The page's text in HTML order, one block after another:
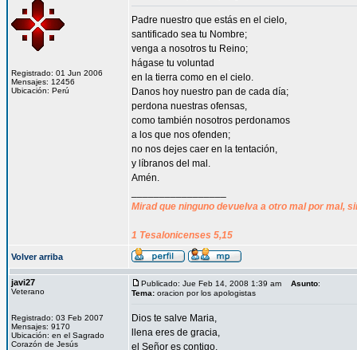
Registrado: 01 Jun 2006
Mensajes: 12456
Ubicación: Perú
Padre nuestro que estás en el cielo,
santificado sea tu Nombre;
venga a nosotros tu Reino;
hágase tu voluntad
en la tierra como en el cielo.
Danos hoy nuestro pan de cada día;
perdona nuestras ofensas,
como también nosotros perdonamos
a los que nos ofenden;
no nos dejes caer en la tentación,
y líbranos del mal.
Amén.
Mirad que ninguno devuelva a otro mal por mal,
1 Tesalonicenses 5,15
Volver arriba
javi27
Veterano
Registrado: 03 Feb 2007
Mensajes: 9170
Ubicación: en el Sagrado
Corazón de Jesús
Publicado: Jue Feb 14, 2008 1:39 am Asunto:
Tema: oracion por los apologistas
Dios te salve Maria,
llena eres de gracia,
el Señor es contigo,